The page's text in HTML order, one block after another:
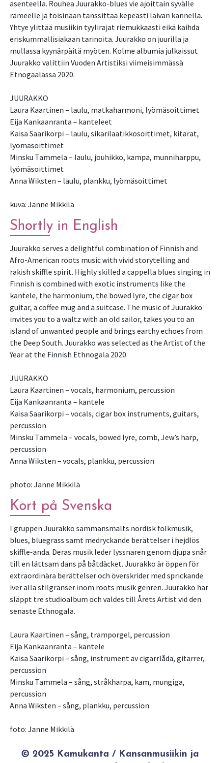
asenteella. Rouhea Juurakko-blues vie ajoittain syvälle
rämeelle ja toisinaan tanssittaa kepeästi laivan kannella.
Yhtye ylittää musiikin tyylirajat riemukkaasti eikä kaihda
eriskummallisiakaan tarinoita. Juurakko on juurilla ja
mullassa kyynärpäitä myöten. Kolme albumia julkaissut
Juurakko valittiin Vuoden Artistiksi viimeisimmässä
Etnogaalassa 2020.
JUURAKKO
Laura Kaartinen – laulu, matkaharmoni, lyömäsoittimet
Eija Kankaanranta – kanteleet
Kaisa Saarikorpi – laulu, sikarilaatikkosoittimet, kitarat,
lyömäsoittimet
Minsku Tammela – laulu, jouhikko, kampa, munniharppu,
lyömäsoittimet
Anna Wiksten – laulu, plankku, lyömäsoittimet
kuva: Janne Mikkilä
Shortly in English
Juurakko serves a delightful combination of Finnish and
Afro-American roots music with vivid storytelling and
rakish skiffle spirit. Highly skilled a cappella blues singing in
Finnish is combined with exotic instruments like the
kantele, the harmonium, the bowed lyre, the cigar box
guitar, a coffee mug and a suitcase. The music of Juurakko
invites you to a waltz with an old sailor, takes you to an
island of unwanted people and brings earthy echoes from
the Deep South. Juurakko was selected as the Artist of the
Year at the Finnish Ethnogala 2020.
JUURAKKO
Laura Kaartinen – vocals, harmonium, percussion
Eija Kankaanranta – kantele
Kaisa Saarikorpi – vocals, cigar box instruments, guitars,
percussion
Minsku Tammela – vocals, bowed lyre, comb, Jew’s harp,
percussion
Anna Wiksten – vocals, plankku, percussion
photo: Janne Mikkilä
Kort på Svenska
I gruppen Juurakko sammansmälts nordisk folkmusik,
blues, bluegrass samt medryckande berättelser i hejdlös
skiffle-anda. Deras musik leder lyssnaren genom djupa snår
till en lättsam dans på båtdäcket. Juurakko är öppen för
extraordinära berättelser och överskrider med sprickande
iver alla stilgränser inom roots musik genren. Juurakko har
släppt tre studioalbum och valdes till Årets Artist vid den
senaste Ethnogala.
Laura Kaartinen – sång, tramporgel, percussion
Eija Kankaanranta – kantele
Kaisa Saarikorpi – sång, instrument av cigarrlåda, gitarrer,
percussion
Minsku Tammela – sång, stråkharpa, kam, mungiga,
percussion
Anna Wiksten – sång, plankku, percussion
foto: Janne Mikkilä
© 2025 Kamukanta / Kansanmusiikin ja